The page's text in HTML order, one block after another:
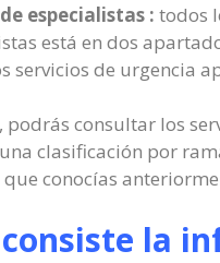
especialistas : todos
está en dos
servicios de urgencia
podrás consultar los
clasificación por
conocías
consiste la